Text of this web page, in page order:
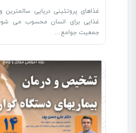
غذاهای پروتئینی دریایی سالمترین
غذایی برای انسان محسوب می
جمعیت جوامع…